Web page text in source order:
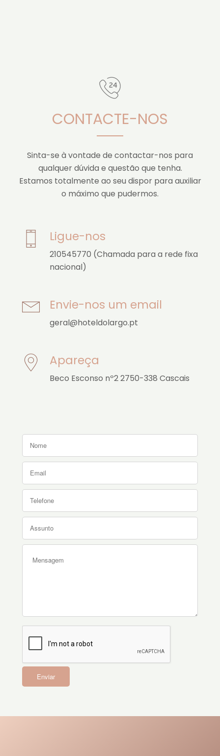
CONTACTE-NOS
Sinta-se à vontade de contactar-nos para
qualquer dúvida e questão que tenha.
Estamos totalmente ao seu dispor para auxiliar
o máximo que pudermos.
Ligue-nos
210545770 (Chamada para a rede fixa
nacional)
Envie-nos um email
geral@hoteldolargo.pt
Apareça
Beco Esconso nº2 2750-338 Cascais